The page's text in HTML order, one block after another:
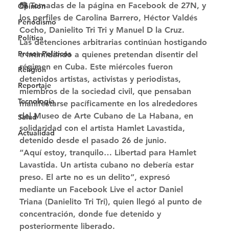
Opinión
Periodismo
Política
Presos Políticos
Religión
Reportaje
Tecnología
Salud
Actualidad
📷 Tomadas de la página en Facebook de 27N, y
los perfiles de Carolina Barrero, Héctor Valdés
Cocho, Danielito Tri Tri y Manuel D la Cruz.
Las detenciones arbitrarias continúan hostigando
e intimidando a quienes pretendan disentir del
régimen en Cuba. Este miércoles fueron
detenidos artistas, activistas y periodistas,
miembros de la sociedad civil, que pensaban
manifestarse pacíficamente en los alrededores
del Museo de Arte Cubano de La Habana, en
solidaridad con el artista Hamlet Lavastida,
detenido desde el pasado 26 de junio.
“Aquí estoy, tranquilo… Libertad para Hamlet
Lavastida. Un artista cubano no debería estar
preso. El arte no es un delito”, expresó
mediante un Facebook Live el actor Daniel
Triana (Danielito Tri Tri), quien llegó al punto de
concentración, donde fue detenido y
posteriormente liberado.